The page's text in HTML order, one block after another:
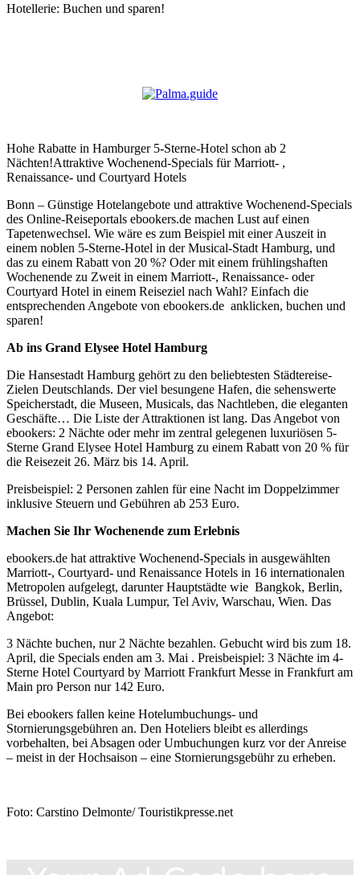
Hotellerie: Buchen und sparen!
Hohe Rabatte in Hamburger 5-Sterne-Hotel schon ab 2
Nächten!Attraktive Wochenend-Specials für Marriott- ,
Renaissance- und Courtyard Hotels
Bonn – Günstige Hotelangebote und attraktive Wochenend-Specials
des Online-Reiseportals ebookers.de machen Lust auf einen
Tapetenwechsel. Wie wäre es zum Beispiel mit einer Auszeit in
einem noblen 5-Sterne-Hotel in der Musical-Stadt Hamburg, und
das zu einem Rabatt von 20 %? Oder mit einem frühlingshaften
Wochenende zu Zweit in einem Marriott-, Renaissance- oder
Courtyard Hotel in einem Reiseziel nach Wahl? Einfach die
entsprechenden Angebote von ebookers.de anklicken, buchen und
sparen!
Ab ins Grand Elysee Hotel Hamburg
Die Hansestadt Hamburg gehört zu den beliebtesten Städtereise-
Zielen Deutschlands. Der viel besungene Hafen, die sehenswerte
Speicherstadt, die Museen, Musicals, das Nachtleben, die eleganten
Geschäfte… Die Liste der Attraktionen ist lang. Das Angebot von
ebookers: 2 Nächte oder mehr im zentral gelegenen luxuriösen 5-
Sterne Grand Elysee Hotel Hamburg zu einem Rabatt von 20 % für
die Reisezeit 26. März bis 14. April.
Preisbeispiel: 2 Personen zahlen für eine Nacht im Doppelzimmer
inklusive Steuern und Gebühren ab 253 Euro.
Machen Sie Ihr Wochenende zum Erlebnis
ebookers.de hat attraktive Wochenend-Specials in ausgewählten
Marriott-, Courtyard- und Renaissance Hotels in 16 internationalen
Metropolen aufgelegt, darunter Hauptstädte wie Bangkok, Berlin,
Brüssel, Dublin, Kuala Lumpur, Tel Aviv, Warschau, Wien. Das
Angebot:
3 Nächte buchen, nur 2 Nächte bezahlen. Gebucht wird bis zum 18.
April, die Specials enden am 3. Mai . Preisbeispiel: 3 Nächte im 4-
Sterne Hotel Courtyard by Marriott Frankfurt Messe in Frankfurt am
Main pro Person nur 142 Euro.
Bei ebookers fallen keine Hotelumbuchungs- und
Stornierungsgebühren an. Den Hoteliers bleibt es allerdings
vorbehalten, bei Absagen oder Umbuchungen kurz vor der Anreise
– meist in der Hochsaison – eine Stornierungsgebühr zu erheben.
Foto: Carstino Delmonte/ Touristikpresse.net